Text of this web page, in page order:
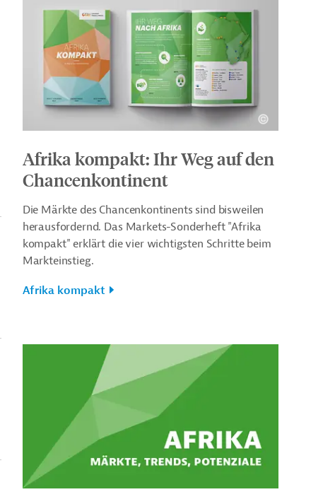
Afrika kompakt: Ihr Weg auf den
Chancenkontinent
Die Märkte des Chancenkontinents sind bisweilen
herausfordernd. Das Markets-Sonderheft "Afrika
kompakt" erklärt die vier wichtigsten Schritte beim
Markteinstieg.
Afrika kompakt